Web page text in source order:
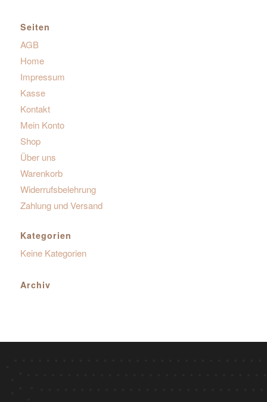
Seiten
AGB
Home
Impressum
Kasse
Kontakt
Mein Konto
Shop
Über uns
Warenkorb
Widerrufsbelehrung
Zahlung und Versand
Kategorien
Keine Kategorien
Archiv